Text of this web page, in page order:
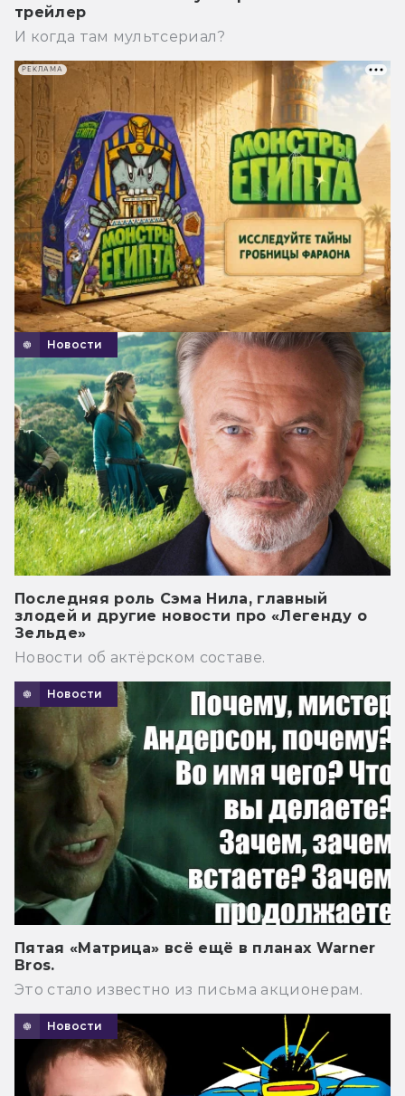
трейлер
И когда там мультсериал?
Новости
Последняя роль Сэма Нила, главный
злодей и другие новости про «Легенду о
Зельде»
Новости об актёрском составе.
Новости
Пятая «Матрица» всё ещё в планах Warner
Bros.
Это стало известно из письма акционерам.
Новости
РЕКЛАМА